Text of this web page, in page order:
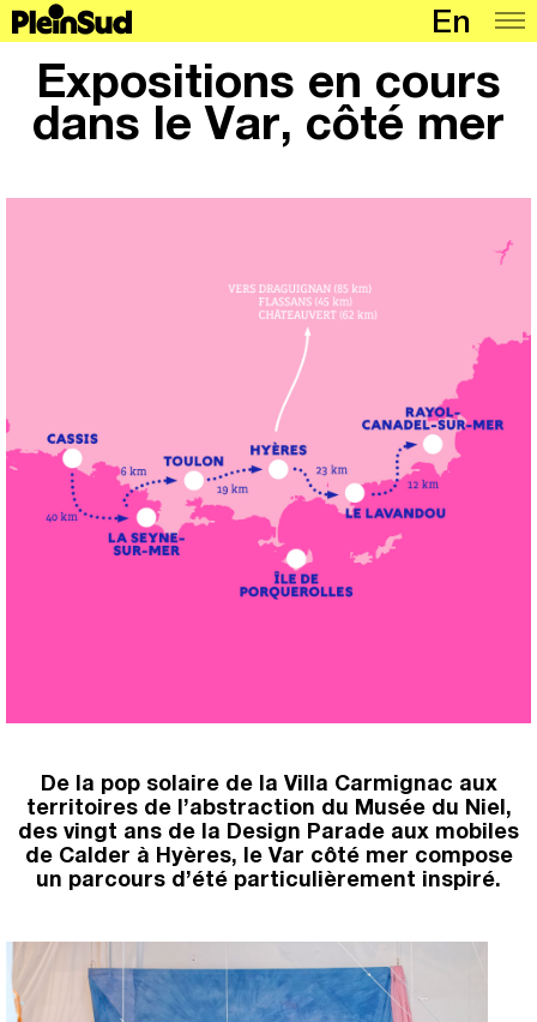
En
Lieux
Programmation
Expositions en cours
dans le Var, côté mer
De la pop solaire de la Villa Carmignac aux
territoires de l’abstraction du Musée du Niel,
des vingt ans de la Design Parade aux mobiles
de Calder à Hyères, le Var côté mer compose
un parcours d’été particulièrement inspiré.